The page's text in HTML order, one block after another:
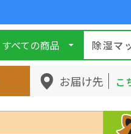
すべての商品
お届け先 こ